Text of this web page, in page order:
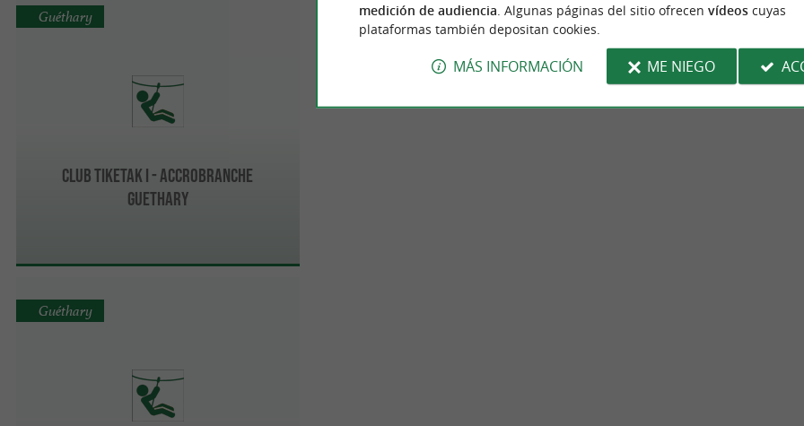
Club Tiketak I - Accrobranche
Guethary
Guéthary
Guéthary
medición de audiencia . Algunas páginas del sitio ofrecen vídeoscuyas
plataformas también depositan cookies.
MÁS INFORMACIÓN ME NIEGO